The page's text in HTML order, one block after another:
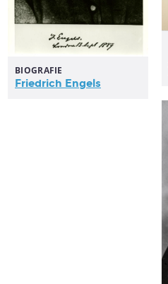
BIOGRAFIE
Friedrich Engels